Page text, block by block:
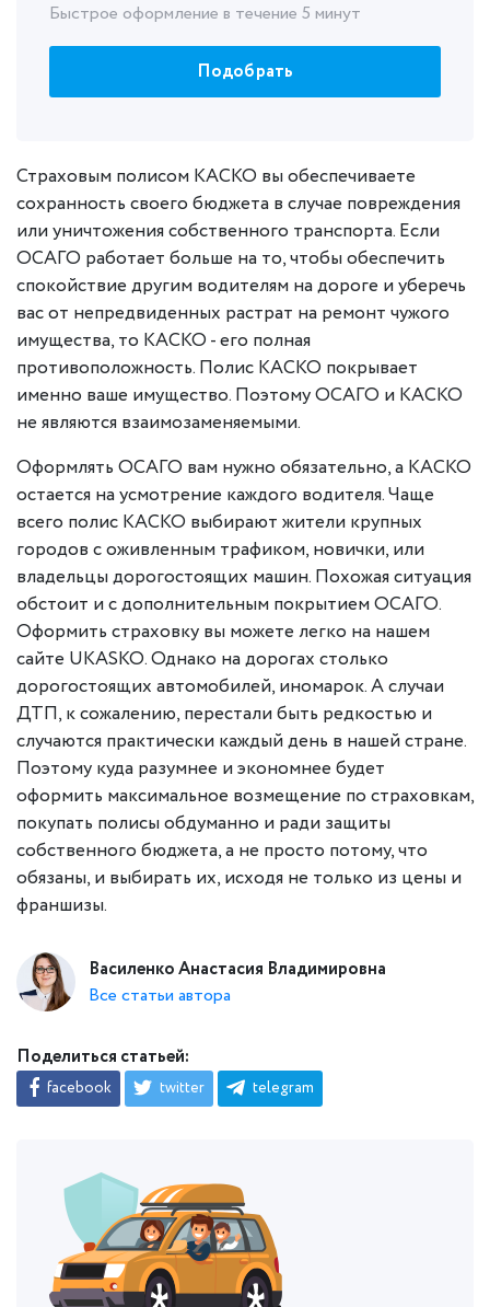
Быстрое оформление в течение 5 минут
Подобрать
Страховым полисом КАСКО вы обеспечиваете
сохранность своего бюджета в случае повреждения
или уничтожения собственного транспорта. Если
ОСАГО работает больше на то, чтобы обеспечить
спокойствие другим водителям на дороге и уберечь
вас от непредвиденных растрат на ремонт чужого
имущества, то КАСКО - его полная
противоположность. Полис КАСКО покрывает
именно ваше имущество. Поэтому ОСАГО и КАСКО
не являются взаимозаменяемыми.
Оформлять ОСАГО вам нужно обязательно, а КАСКО
остается на усмотрение каждого водителя. Чаще
всего полис КАСКО выбирают жители крупных
городов с оживленным трафиком, новички, или
владельцы дорогостоящих машин. Похожая ситуация
обстоит и с дополнительным покрытием ОСАГО.
Оформить страховку вы можете легко на нашем
сайте UKASKO. Однако на дорогах столько
дорогостоящих автомобилей, иномарок. А случаи
ДТП, к сожалению, перестали быть редкостью и
случаются практически каждый день в нашей стране.
Поэтому куда разумнее и экономнее будет
оформить максимальное возмещение по страховкам,
покупать полисы обдуманно и ради защиты
собственного бюджета, а не просто потому, что
обязаны, и выбирать их, исходя не только из цены и
франшизы.
Василенко Анастасия Владимировна
Все статьи автора
Поделиться статьей:
facebook twitter telegram